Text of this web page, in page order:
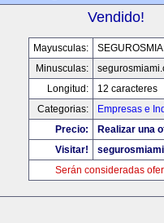
Vendido!
Mayusculas:
Minusculas:
Longitud:
12 caracteres
Categorias:
Empresas e
Precio:
Realizar una
Visitar!
Serán consideradas